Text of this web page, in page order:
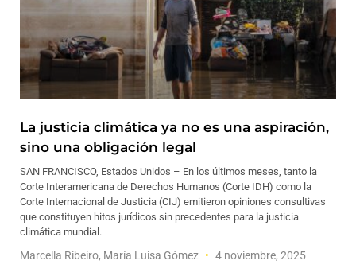
La justicia climática ya no es una aspiración,
sino una obligación legal
SAN FRANCISCO, Estados Unidos – En los últimos meses, tanto la
Corte Interamericana de Derechos Humanos (Corte IDH) como la
Corte Internacional de Justicia (CIJ) emitieron opiniones consultivas
que constituyen hitos jurídicos sin precedentes para la justicia
climática mundial.
Marcella Ribeiro, María Luisa Gómez 4 noviembre, 2025